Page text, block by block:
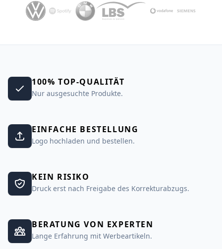
100% TOP-QUALITÄT
Nur ausgesuchte Produkte.
EINFACHE BESTELLUNG
Logo hochladen und bestellen.
KEIN RISIKO
Druck erst nach Freigabe des Korrekturabzugs.
BERATUNG VON EXPERTEN
Lange Erfahrung mit Werbeartikeln.